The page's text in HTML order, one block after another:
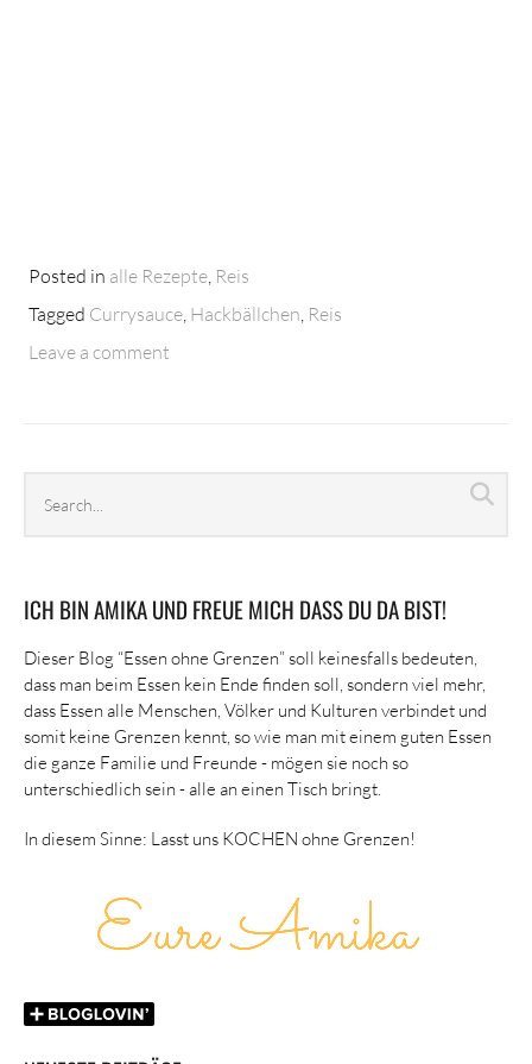
Posted in alle Rezepte Reis
Tagged Currysauce Hackbällchen Reis
Leave a comment
archives
ICH BIN AMIKA UND FREUE MICH DASS DU DA BIST!
Dieser Blog “Essen ohne Grenzen” soll keinesfalls bedeuten,
dass man beim Essen kein Ende finden soll, sondern viel mehr,
dass Essen alle Menschen, Völker und Kulturen verbindet und
somit keine Grenzen kennt, so wie man mit einem guten Essen
die ganze Familie und Freunde - mögen sie noch so
unterschiedlich sein - alle an einen Tisch bringt.
In diesem Sinne: Lasst uns KOCHEN ohne Grenzen!